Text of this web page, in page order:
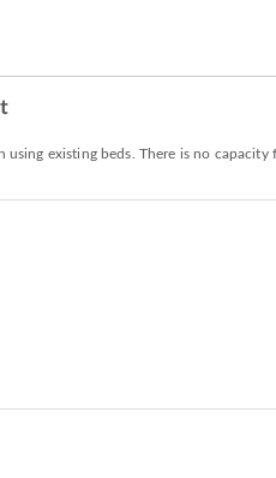
existing beds. There is no